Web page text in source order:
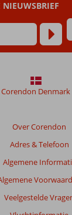
NIEUWSBRIEF
Over Corendon
Adres & Telefoon
Algemene
Veelgestelde
Corendon Denmark